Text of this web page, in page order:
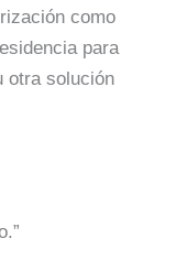
como
para
otra solución